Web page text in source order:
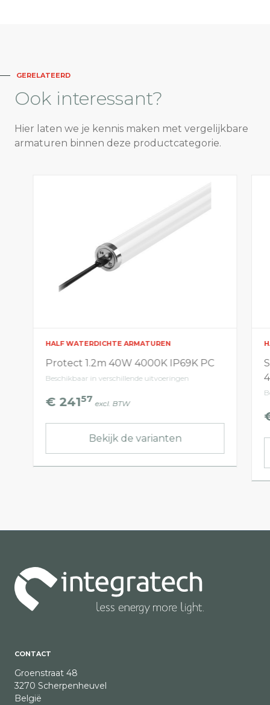
GERELATEERD
Ook interessant?
Hier laten we je kennis maken met vergelijkbare
armaturen binnen deze productcategorie.
HALF WATERDICHTE ARMATUREN
Protect 1.2m 40W 4000K IP69K PC
Beschikbaar in verschillende uitvoeringen
€ 24157 excl. BTW
Bekijk de varianten
CONTACT
Groenstraat 48
3270 Scherpenheuvel
België